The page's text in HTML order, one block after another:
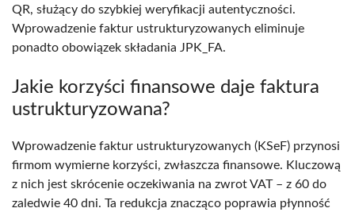
QR, służący do szybkiej weryfikacji autentyczności.
Wprowadzenie faktur ustrukturyzowanych eliminuje
ponadto obowiązek składania JPK_FA.
Jakie korzyści finansowe daje faktura
ustrukturyzowana?
Wprowadzenie faktur ustrukturyzowanych (KSeF) przynosi
firmom wymierne korzyści, zwłaszcza finansowe. Kluczową
z nich jest skrócenie oczekiwania na zwrot VAT – z 60 do
zaledwie 40 dni. Ta redukcja znacząco poprawia płynność